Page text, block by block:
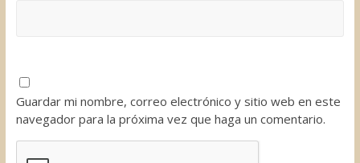
Guardar mi nombre, correo electrónico y sitio web en este
navegador para la próxima vez que haga un comentario.